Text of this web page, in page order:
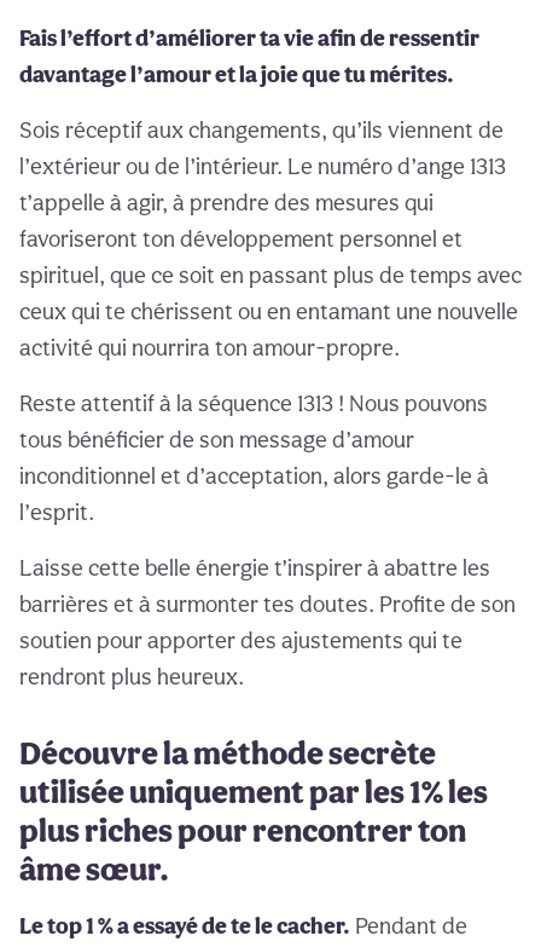
Fais l’effort d’améliorer ta vie afin de ressentir
davantage l’amour et la joie que tu mérites.
Sois réceptif aux changements, qu’ils viennent de
l’extérieur ou de l’intérieur. Le numéro d’ange 1313
t’appelle à agir, à prendre des mesures qui
favoriseront ton développement personnel et
spirituel, que ce soit en passant plus de temps avec
ceux qui te chérissent ou en entamant une nouvelle
activité qui nourrira ton amour-propre.
Reste attentif à la séquence 1313 ! Nous pouvons
tous bénéficier de son message d’amour
inconditionnel et d’acceptation, alors garde-le à
l’esprit.
Laisse cette belle énergie t’inspirer à abattre les
barrières et à surmonter tes doutes. Profite de son
soutien pour apporter des ajustements qui te
rendront plus heureux.
Découvre la méthode secrète
utilisée uniquement par les 1% les
plus riches pour rencontrer ton
âme sœur.
Le top 1 % a essayé de te le cacher. Pendant de